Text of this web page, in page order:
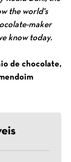
the world's
maker
know today.
de chocolate,